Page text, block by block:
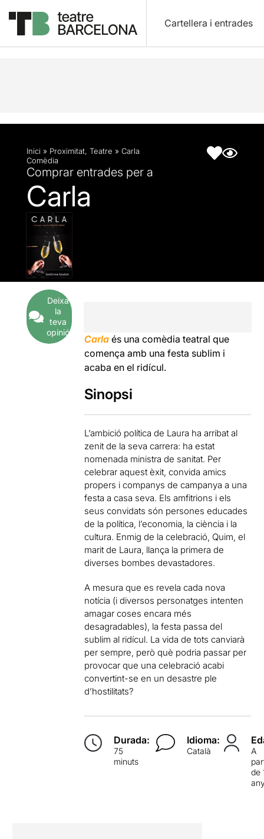
Cartellera i entrades
Descripció Fitxa artística
Inici » Proximitat, Teatre » Carla
Comèdia
Comprar entrades per a
Carla
Deixa
la
teva
opinió
Carla és una comèdia teatral que
comença amb una festa sublim i
acaba en el ridícul.
Sinopsi
L’ambició política de Laura ha arribat al
zenit de la seva carrera: ha estat
nomenada ministra de sanitat. Per
celebrar aquest èxit, convida amics
propers i companys de campanya a una
festa a casa seva. Els amfitrions i els
seus convidats són persones educades
de la política, l’economia, la ciència i la
cultura. Enmig de la celebració, Quim, el
marit de Laura, llança la primera de
diverses bombes devastadores.
A mesura que es revela cada nova
notícia (i diversos personatges intenten
amagar coses encara més
desagradables), la festa passa del
sublim al ridícul. La vida de tots canviarà
per sempre, però què podria passar per
provocar que una celebració acabi
convertint-se en un desastre ple
d’hostilitats?
Durada:
75
minuts
Idioma:
Català
A
de